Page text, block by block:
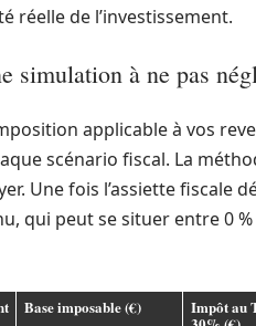
réelle de l’investissement.
simulation à ne pas
applicable à vos
scénario fiscal. La
Une fois l’assiette fiscale
qui peut se situer entre 0 %
Base imposable (€) Impôt au